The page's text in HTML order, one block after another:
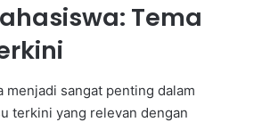
Tema
menjadi sangat penting dalam
terkini yang relevan dengan